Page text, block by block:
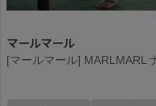
マールマール